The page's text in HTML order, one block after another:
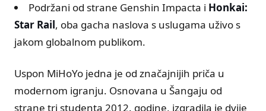
Podržani od strane Genshin Impacta i Honkai:
Star Rail, oba gacha naslova s ​​uslugama uživo s
jakom globalnom publikom.
Uspon MiHoYo jedna je od značajnijih priča u
modernom igranju. Osnovana u Šangaju od
strane tri studenta 2012. godine, izgradila je dvije